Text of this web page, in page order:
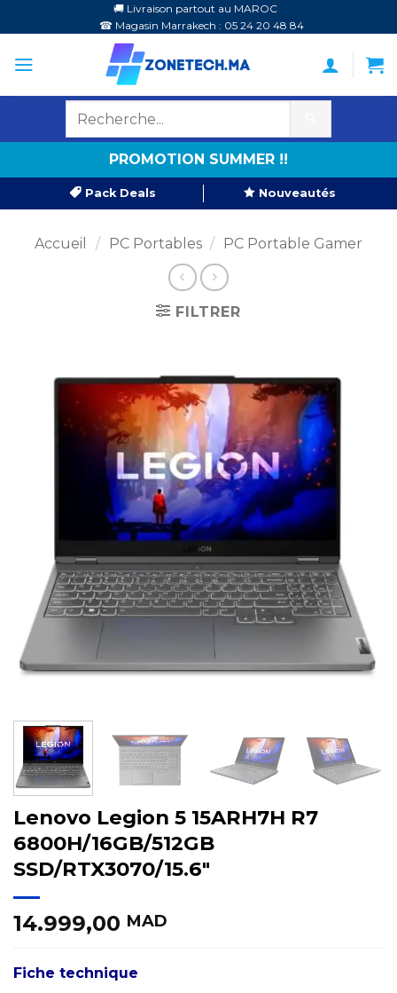
au
contenu
🚚 Livraison partout au MAROC
☎ Magasin Marrakech : 05 24 20 48 84
PROMOTION SUMMER !!
Pack Deals Nouveautés
Accueil / PC Portables / PC Portable Gamer
FILTRER
Lenovo Legion 5 15ARH7H R7
6800H/16GB/512GB
SSD/RTX3070/15.6″
14.999,00 MAD
Fiche technique